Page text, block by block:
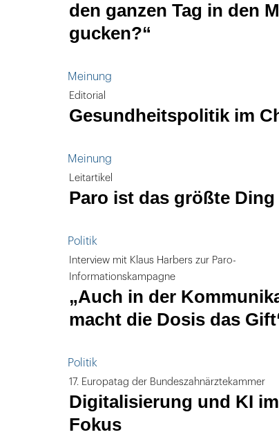
den ganzen Tag in den
gucken?“
Meinung
Editorial
Gesundheitspolitik im
Meinung
Leitartikel
Paro ist das größte Ding
Politik
Interview mit Klaus Harbers zur Paro-
Informationskampagne
„Auch in der
macht die Dosis das
Politik
17. Europatag der Bundeszahnärztekammer
Digitalisierung und KI im
Fokus